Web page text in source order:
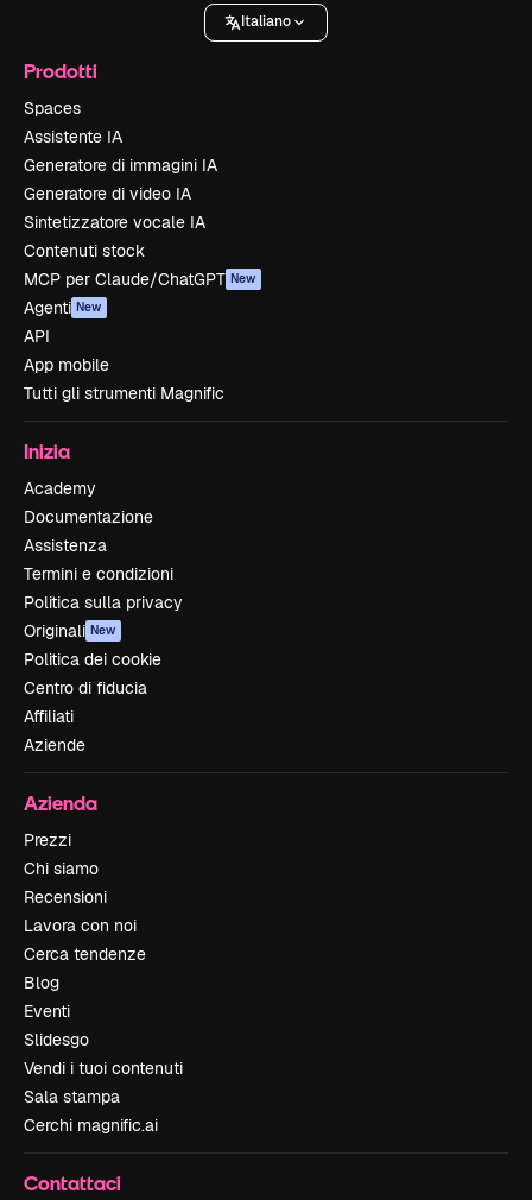
Italiano
Prodotti
Spaces
Assistente IA
Generatore di immagini IA
Generatore di video IA
Sintetizzatore vocale IA
Contenuti stock
MCP per Claude/ChatGPT New
Agenti New
API
App mobile
Tutti gli strumenti Magnific
Inizia
Academy
Documentazione
Assistenza
Termini e condizioni
Politica sulla privacy
Originali New
Politica dei cookie
Centro di fiducia
Affiliati
Aziende
Azienda
Prezzi
Chi siamo
Recensioni
Lavora con noi
Cerca tendenze
Blog
Eventi
Slidesgo
Vendi i tuoi contenuti
Sala stampa
Cerchi magnific.ai
Contattaci